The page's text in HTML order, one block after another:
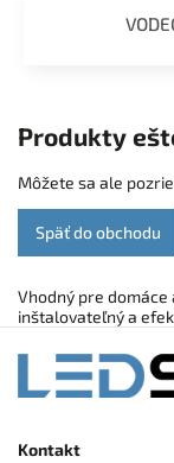
Produkty
Môžete sa ale
Späť do obchodu
Vhodný pre
inštalovateľný a
Kontakt